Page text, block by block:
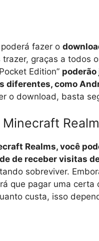
fazer o
trazer, graças a todos
Edition”
diferentes, como
o download, basta
Realms, você
de receber visitas
sobreviver.
que pagar uma
custa, isso